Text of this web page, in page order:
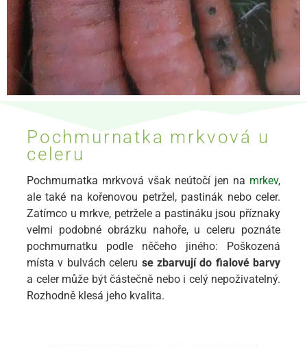
Pochmurnatka mrkvová u
celeru
Pochmurnatka mrkvová však neútočí jen na mrkev,
ale také na kořenovou petržel, pastinák nebo celer.
Zatímco u mrkve, petržele a pastináku jsou příznaky
velmi podobné obrázku nahoře, u celeru poznáte
pochmurnatku podle něčeho jiného: Poškozená
místa v bulvách celeru se zbarvují do fialové barvy
a celer může být částečně nebo i celý nepoživatelný.
Rozhodně klesá jeho kvalita.